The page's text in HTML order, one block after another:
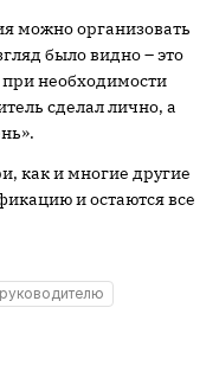
можно организовать
было видно – это
необходимости
сделал лично, а
как и многие другие
и остаются все
руководителю